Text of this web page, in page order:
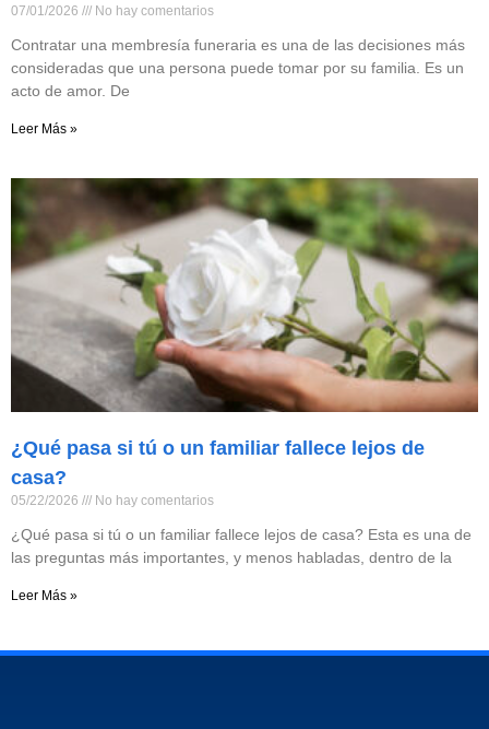
07/01/2026 No hay comentarios
Contratar una membresía funeraria es una de las decisiones más
consideradas que una persona puede tomar por su familia. Es un
acto de amor. De
Leer Más »
¿Qué pasa si tú o un familiar fallece lejos de
casa?
05/22/2026 No hay comentarios
¿Qué pasa si tú o un familiar fallece lejos de casa? Esta es una de
las preguntas más importantes, y menos habladas, dentro de la
Leer Más »